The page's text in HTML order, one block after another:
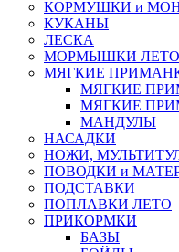
КОРМУШКИ и
КУКАНЫ
ЛЕСКА
МОРМЫШКИ ЛЕТО
МЯГКИЕ
МЯГКИЕ
МЯГКИЕ
МАНДУЛЫ
НАСАДКИ
НОЖИ,
ПОВОДКИ и
ПОДСТАВКИ
ПОПЛАВКИ ЛЕТО
ПРИКОРМКИ
БАЗЫ